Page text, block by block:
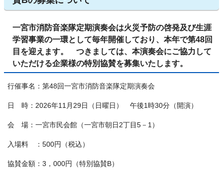
一宮市消防音楽隊定期演奏会は火災予防の啓発及び生涯
学習事業の一環として毎年開催しており、本年で第48回
目を迎えます。 つきましては、本演奏会にご協力して
いただける企業様の特別協賛を募集いたします。
行催事名：第48回一宮市消防音楽隊定期演奏会
日 時：2026年11月29日（日曜日） 午後1時30分（開演）
会 場：一宮市民会館（一宮市朝日2丁目5－1）
入場料 ：500円（税込）
協賛金額：3，000円（特別協賛B）